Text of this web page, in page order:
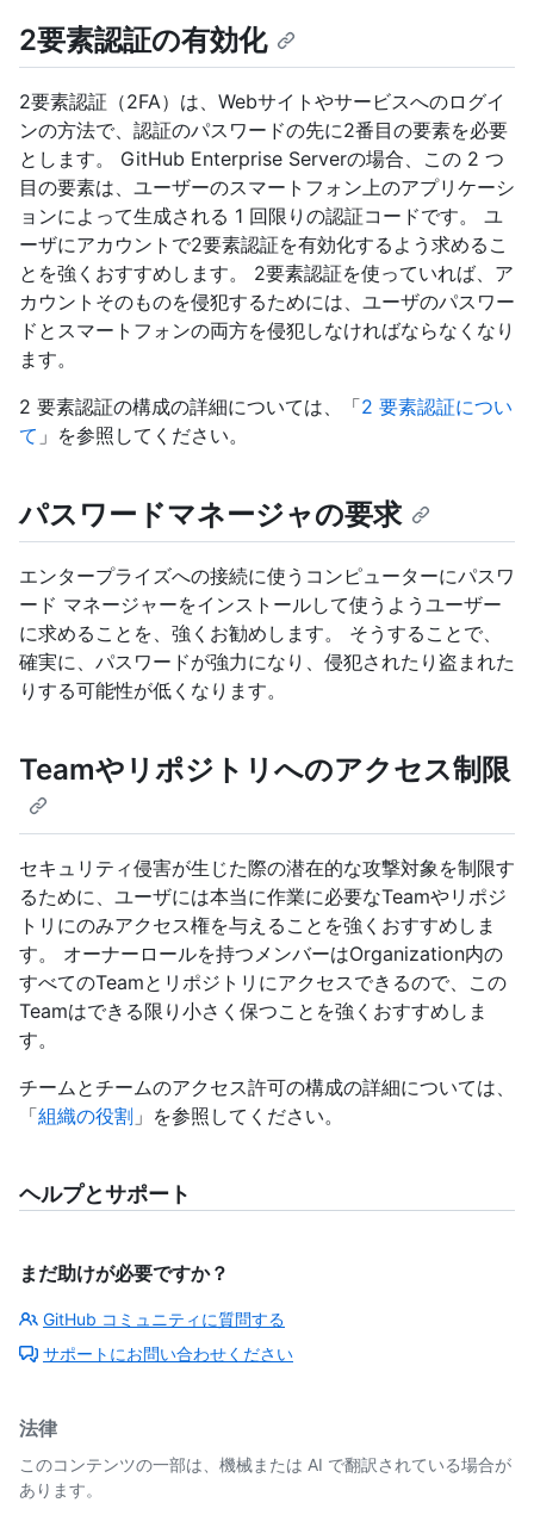
2要素認証の有効化
2要素認証（2FA）は、Webサイトやサービスへのログイ
ンの方法で、認証のパスワードの先に2番目の要素を必要
とします。 GitHub Enterprise Serverの場合、この 2 つ
目の要素は、ユーザーのスマートフォン上のアプリケーシ
ョンによって生成される 1 回限りの認証コードです。 ユ
ーザにアカウントで2要素認証を有効化するよう求めるこ
とを強くおすすめします。 2要素認証を使っていれば、ア
カウントそのものを侵犯するためには、ユーザのパスワー
ドとスマートフォンの両方を侵犯しなければならなくなり
ます。
2 要素認証の構成の詳細については、「2 要素認証につい
て 」を参照してください。
パスワードマネージャの要求
エンタープライズへの接続に使うコンピューターにパスワ
ード マネージャーをインストールして使うようユーザー
に求めることを、強くお勧めします。 そうすることで、
確実に、パスワードが強力になり、侵犯されたり盗まれた
りする可能性が低くなります。
Teamやリポジトリへのアクセス制限
セキュリティ侵害が生じた際の潜在的な攻撃対象を制限す
るために、ユーザには本当に作業に必要なTeamやリポジ
トリにのみアクセス権を与えることを強くおすすめしま
す。 オーナーロールを持つメンバーはOrganization内の
すべてのTeamとリポジトリにアクセスできるので、この
Teamはできる限り小さく保つことを強くおすすめしま
す。
チームとチームのアクセス許可の構成の詳細については、
「組織の役割 」を参照してください。
ヘルプとサポート
まだ助けが必要ですか？
GitHub コミュニティに質問する
サポートにお問い合わせください
法律
このコンテンツの一部は、機械または AI で翻訳されている場合が
あります。